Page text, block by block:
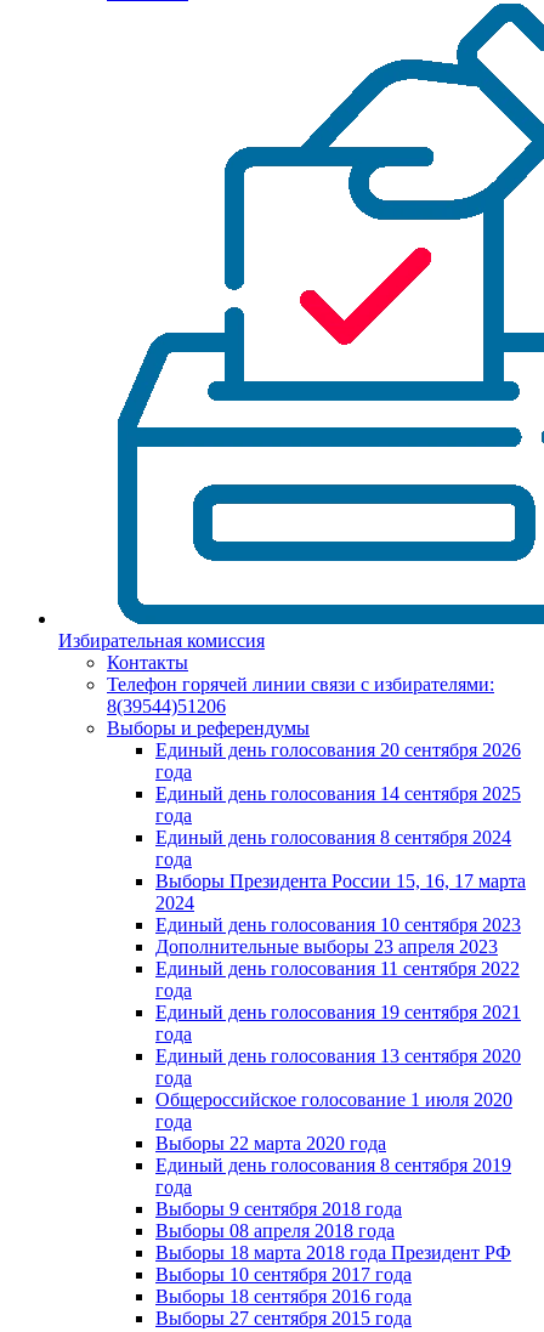
Избирательная комиссия
Контакты
Телефон горячей линии связи с избирателями:
8(39544)51206
Выборы и референдумы
Единый день голосования 20 сентября 2026
года
Единый день голосования 14 сентября 2025
года
Единый день голосования 8 сентября 2024
года
Выборы Президента России 15, 16, 17 марта
2024
Единый день голосования 10 сентября 2023
Дополнительные выборы 23 апреля 2023
Единый день голосования 11 сентября 2022
года
Единый день голосования 19 сентября 2021
года
Единый день голосования 13 сентября 2020
года
Общероссийское голосование 1 июля 2020
года
Выборы 22 марта 2020 года
Единый день голосования 8 сентября 2019
года
Выборы 9 сентября 2018 года
Выборы 08 апреля 2018 года
Выборы 18 марта 2018 года Президент РФ
Выборы 10 сентября 2017 года
Выборы 18 сентября 2016 года
Выборы 27 сентября 2015 года